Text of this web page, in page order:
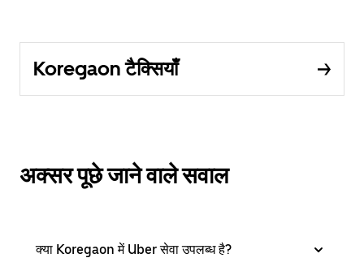
Koregaon टैक्सियाँ
अक्सर पूछे जाने वाले सवाल
क्या Koregaon में Uber सेवा उपलब्ध है?